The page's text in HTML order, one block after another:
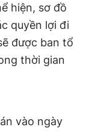
hiện, sơ đồ
quyền lợi đi
được ban tổ
thời gian
vào ngày